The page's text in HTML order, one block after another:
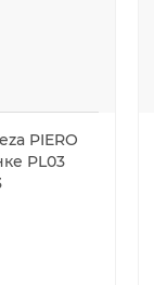
PIERO
PL03